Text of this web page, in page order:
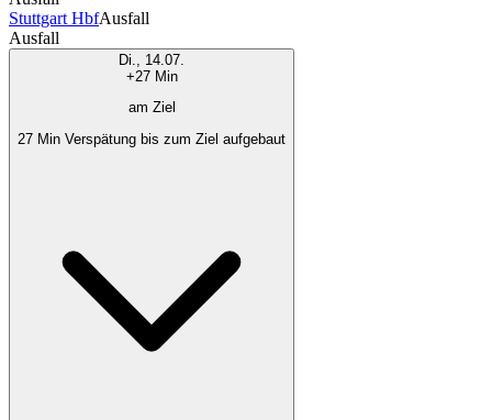
Stuttgart HbfAusfall
Ausfall
Di., 14.07.
+27 Min
am Ziel
27 Min Verspätung bis zum Ziel aufgebaut